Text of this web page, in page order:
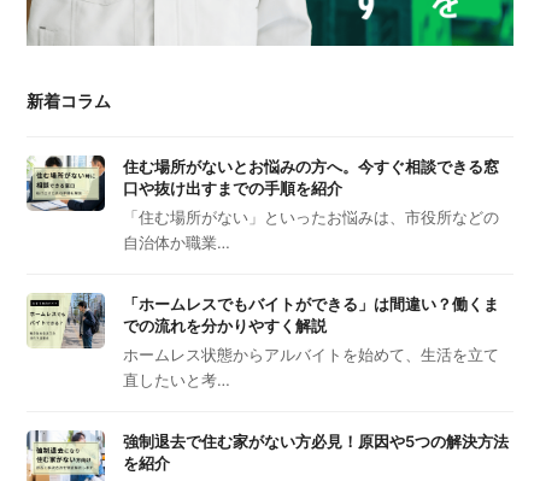
新着コラム
住む場所がないとお悩みの方へ。今すぐ相談できる窓
口や抜け出すまでの手順を紹介
「住む場所がない」といったお悩みは、市役所などの
自治体か職業…
「ホームレスでもバイトができる」は間違い？働くま
での流れを分かりやすく解説
ホームレス状態からアルバイトを始めて、生活を立て
直したいと考…
強制退去で住む家がない方必見！原因や5つの解決方法
を紹介